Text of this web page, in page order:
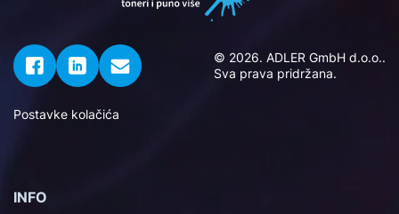
© 2026. ADLER GmbH d.o.o..
Sva prava pridržana.
Postavke kolačića
INFO